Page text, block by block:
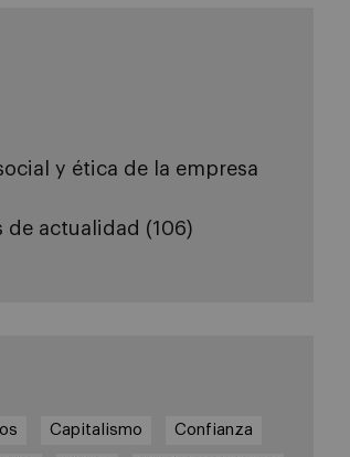
y ética de la empresa
de actualidad (106)
Capitalismo Confianza